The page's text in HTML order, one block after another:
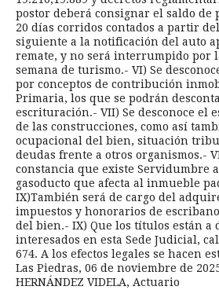
postor deberá consignar el saldo de
20 días corridos contados a partir
siguiente a la notificación del auto
remate, y no será interrumpido por
semana de turismo.- VI) Se
por conceptos de contribución
Primaria, los que se podrán
escrituración.- VII) Se desconoce el
de las construcciones, como así
ocupacional del bien, situación
deudas frente a otros organismos.-
constancia que existe Servidumbre
gasoducto que afecta al inmueble
IX)También será de cargo del
impuestos y honorarios de
del bien.- IX) Que los títulos están a
interesados en esta Sede Judicial,
674. A los efectos legales se hacen
Las Piedras, 06 de noviembre de
HERNÁNDEZ VIDELA, Actuario